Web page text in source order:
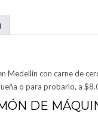
CANTIDAD
Medellín con carne de
o para probarlo, a
DE